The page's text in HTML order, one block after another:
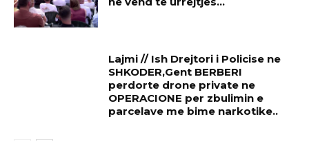
Lajmi // Ish Drejtori i Policise ne
SHKODER,Gent BERBERI
perdorte drone private ne
OPERACIONE per zbulimin e
parcelave me bime narkotike..